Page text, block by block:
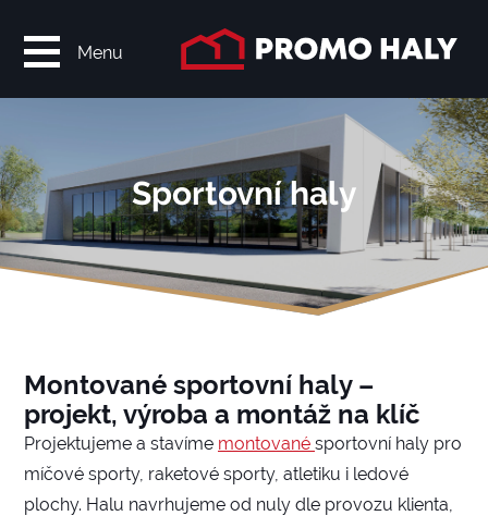
Sportovní haly
Montované sportovní haly –
projekt, výroba a montáž na klíč
Projektujeme a stavíme montované sportovní haly pro
míčové sporty, raketové sporty, atletiku i ledové
plochy. Halu navrhujeme od nuly dle provozu klienta,
Menu